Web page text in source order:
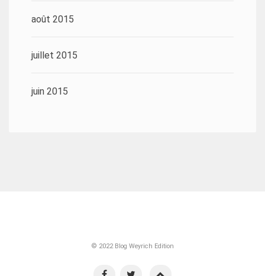
août 2015
juillet 2015
juin 2015
© 2022 Blog Weyrich Edition